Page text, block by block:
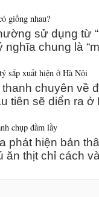
giống nhau?
sử dụng từ
nghĩa chung là
sắp xuất hiện ở Hà Nội
chuyên về
tiên sẽ diển ra
chụp đầm lầy
phát hiện bản
ăn thịt chỉ cách